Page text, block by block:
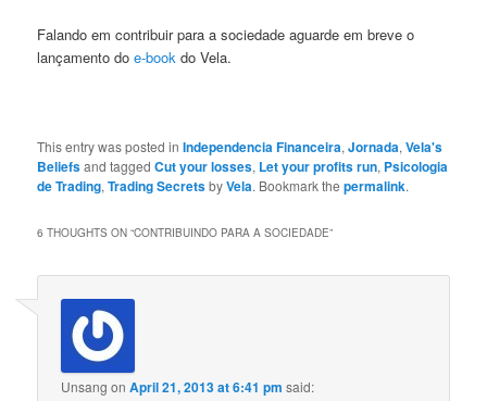
Falando em contribuir para a sociedade aguarde em breve o
lançamento doe-book do Vela.
This entry was posted inIndependencia Financeira,Jornada,Vela's
Beliefsand taggedCut your losses, Let your profits run, Psicologia
de Trading,Trading SecretsbyVela. Bookmark thepermalink.
6 THOUGHTS ON “CONTRIBUINDO PARA A SOCIEDADE”
Unsang onApril 21, 2013 at 6:41 pm said: